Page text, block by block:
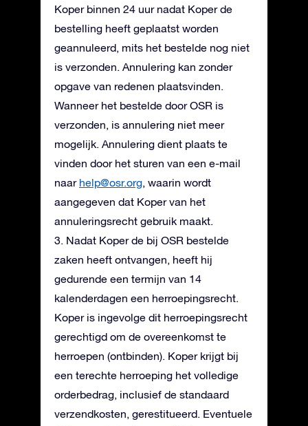
Koper binnen 24 uur nadat Koper de
bestelling heeft geplaatst worden
geannuleerd, mits het bestelde nog niet
is verzonden. Annulering kan zonder
opgave van redenen plaatsvinden.
Wanneer het bestelde door OSR is
verzonden, is annulering niet meer
mogelijk. Annulering dient plaats te
vinden door het sturen van een e-mail
naar help@osr.org, waarin wordt
aangegeven dat Koper van het
annuleringsrecht gebruik maakt.
3. Nadat Koper de bij OSR bestelde
zaken heeft ontvangen, heeft hij
gedurende een termijn van 14
kalenderdagen een herroepingsrecht.
Koper is ingevolge dit herroepingsrecht
gerechtigd om de overeenkomst te
herroepen (ontbinden). Koper krijgt bij
een terechte herroeping het volledige
orderbedrag, inclusief de standaard
verzendkosten, gerestitueerd. Eventuele